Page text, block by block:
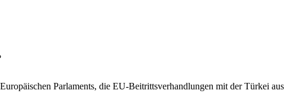
Parlaments, die EU-Beitrittsverhandlungen mit der Türkei